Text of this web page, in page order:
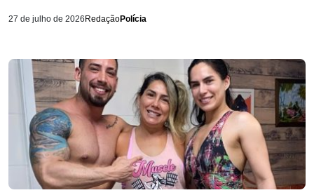
27 de julho de 2026 RedaçãoPolícia